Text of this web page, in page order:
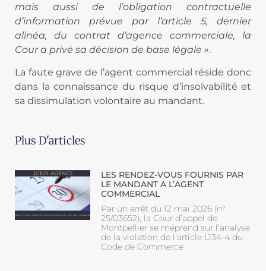
mais aussi de l’obligation contractuelle
d’information prévue par l’article 5, dernier
alinéa, du contrat d’agence commerciale, la
Cour a privé sa décision de base légale ».
La faute grave de l’agent commercial réside donc
dans la connaissance du risque d’insolvabilité et
sa dissimulation volontaire au mandant.
Plus D'articles
LES RENDEZ-VOUS FOURNIS PAR
LE MANDANT A L’AGENT
COMMERCIAL
Par un arrêt du 12 mai 2026 (n°
25/03652), la Cour d’appel de
Montpellier se méprend sur l’analyse
de la violation de l’article L134-4 du
Code de Commerce